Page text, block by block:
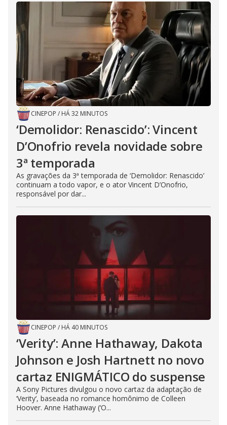
CINEPOP / HÁ 32 MINUTOS
‘Demolidor: Renascido’: Vincent
D’Onofrio revela novidade sobre
3ª temporada
As gravações da 3ª temporada de ‘Demolidor: Renascido’
continuam a todo vapor, e o ator Vincent D’Onofrio,
responsável por dar...
CINEPOP / HÁ 40 MINUTOS
‘Verity’: Anne Hathaway, Dakota
Johnson e Josh Hartnett no novo
cartaz ENIGMÁTICO do suspense
A Sony Pictures divulgou o novo cartaz da adaptação de
‘Verity‘, baseada no romance homônimo de Colleen
Hoover. Anne Hathaway (‘O...